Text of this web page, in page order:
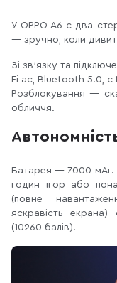
У OPPO A6 є два
— зручно, коли
Зі зв’язку та
Fi ac, Bluetooth 5.0, є
Розблокування —
обличчя.
Батарея — 7000 мАг.
годин ігор або
(повне
яскравість
(10260 балів).